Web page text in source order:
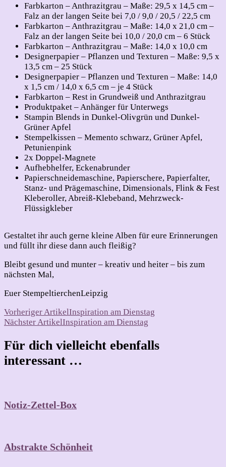
Farbkarton – Anthrazitgrau – Maße: 29,5 x 14,5 cm –
Falz an der langen Seite bei 7,0 / 9,0 / 20,5 / 22,5 cm
Farbkarton – Anthrazitgrau – Maße: 14,0 x 21,0 cm –
Falz an der langen Seite bei 10,0 / 20,0 cm – 6 Stück
Farbkarton – Anthrazitgrau – Maße: 14,0 x 10,0 cm
Designerpapier – Pflanzen und Texturen – Maße: 9,5 x
13,5 cm – 25 Stück
Designerpapier – Pflanzen und Texturen – Maße: 14,0
x 1,5 cm / 14,0 x 6,5 cm – je 4 Stück
Farbkarton – Rest in Grundweiß und Anthrazitgrau
Produktpaket – Anhänger für Unterwegs
Stampin Blends in Dunkel-Olivgrün und Dunkel-
Grüner Apfel
Stempelkissen – Memento schwarz, Grüner Apfel,
Petunienpink
2x Doppel-Magnete
Aufhebhelfer, Eckenabrunder
Papierschneidemaschine, Papierschere, Papierfalter,
Stanz- und Prägemaschine, Dimensionals, Flink & Fest
Kleberoller, Abreiß-Klebeband, Mehrzweck-
Flüssigkleber
Gestaltet ihr auch gerne kleine Alben für eure Erinnerungen
und füllt ihr diese dann auch fleißig?
Bleibt gesund und munter – kreativ und heiter – bis zum
nächsten Mal,
Euer StempeltierchenLeipzig
Beitragsnavigation
Vorheriger ArtikelInspiration am Dienstag
Nächster ArtikelInspiration am Dienstag
Für dich vielleicht ebenfalls
interessant …
Notiz-Zettel-Box
Abstrakte Schönheit